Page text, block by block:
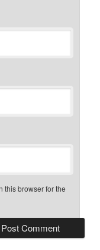
this browser for the